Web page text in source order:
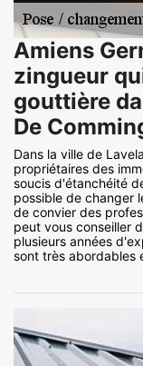
Amiens
zingueur
gouttière
De
Dans la ville de
propriétaires des
soucis d'étanchéité
possible de changer
de convier des
peut vous conseiller
plusieurs années
sont très abordables